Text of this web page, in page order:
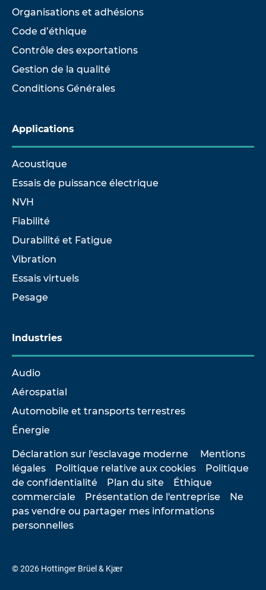
Organisations et adhésions
Code d’éthique
Contrôle des exportations
Gestion de la qualité
Conditions Générales
Applications
Acoustique
Essais de puissance électrique
NVH
Fiabilité
Durabilité et Fatigue
Vibration
Essais virtuels
Pesage
Industries
Audio
Aérospatial
Automobile et transports terrestres
Énergie
Déclaration sur l'esclavage moderne
Mentions
légales
Politique relative aux cookies
Politique
de confidentialité
Plan du site
Éthique
commerciale
Présentation de l'entreprise
Ne
pas vendre ou partager mes informations
personnelles
© 2026 Hottinger Brüel & Kjær